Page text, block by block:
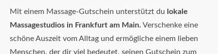
Mit einem Massage-Gutschein unterstützt du lokale
Massagestudios in Frankfurt am Main. Verschenke eine
schöne Auszeit vom Alltag und ermögliche einem lieben
Menschen, der dir viel bedeutet, seinen Gutschein zum